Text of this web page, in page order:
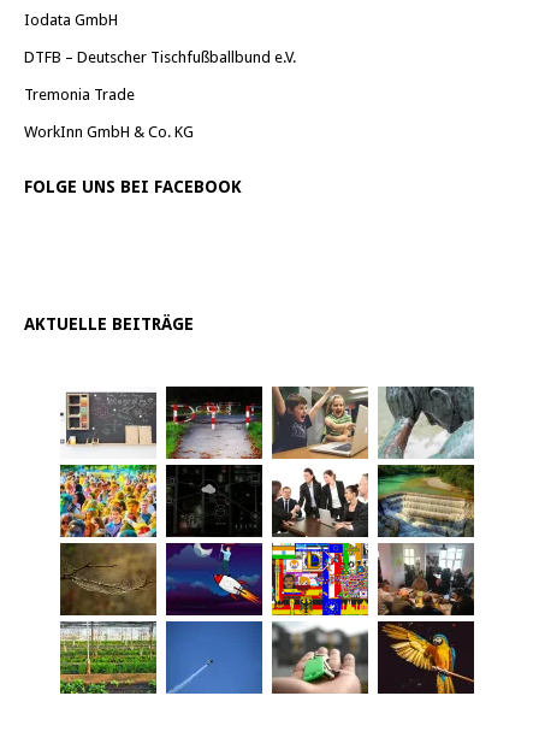
Iodata GmbH
DTFB – Deutscher Tischfußballbund e.V.
Tremonia Trade
WorkInn GmbH & Co. KG
FOLGE UNS BEI FACEBOOK
AKTUELLE BEITRÄGE